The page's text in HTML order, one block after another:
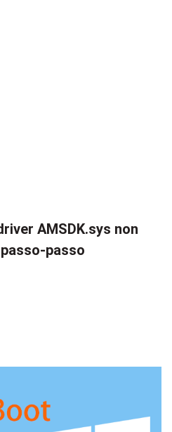
AMSDK.sys non
passo